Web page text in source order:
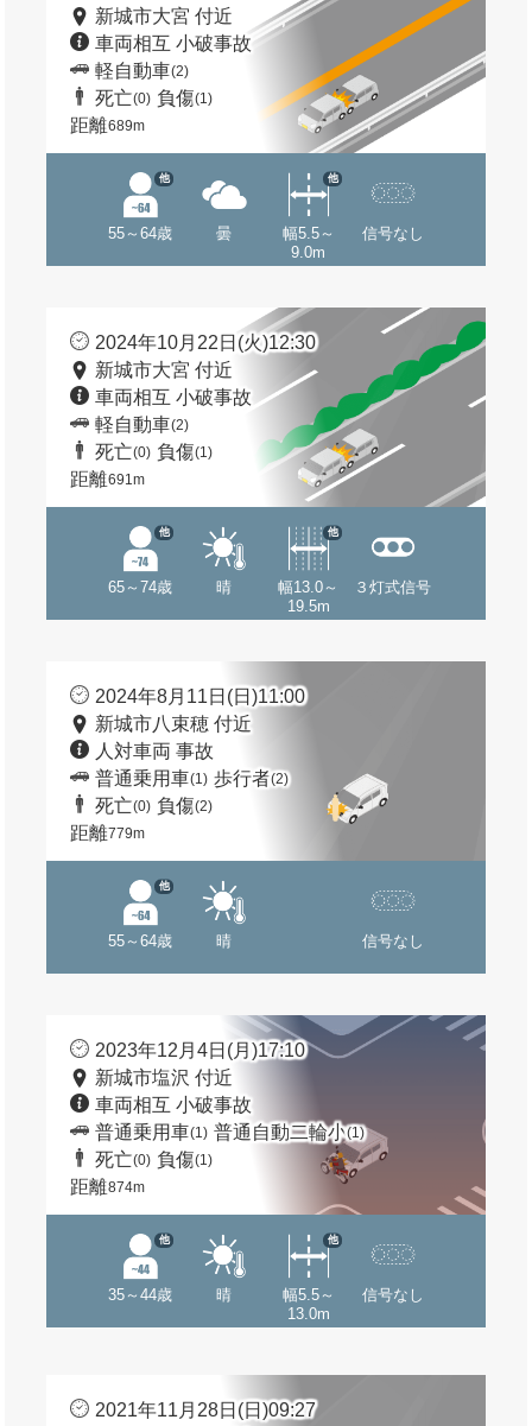
新城市大宮 付近
車両相互 小破事故
軽自動車(2)
死亡(0) 負傷(1)
距離689m
55～64歳
他
曇
幅5.5～
9.0m
他
信号なし
2024年10月22日(火)12:30
新城市大宮 付近
車両相互 小破事故
軽自動車(2)
死亡(0) 負傷(1)
距離691m
65～74歳
他
晴
幅13.0～
19.5m
他
３灯式信号
2024年8月11日(日)11:00
新城市八束穂 付近
人対車両 事故
普通乗用車(1) 歩行者(2)
死亡(0) 負傷(2)
距離779m
55～64歳
他
晴 信号なし
2023年12月4日(月)17:10
新城市塩沢 付近
車両相互 小破事故
普通乗用車(1) 普通自動二輪小(1)
死亡(0) 負傷(1)
距離874m
35～44歳
他
晴
幅5.5～
13.0m
他
信号なし
2021年11月28日(日)09:27